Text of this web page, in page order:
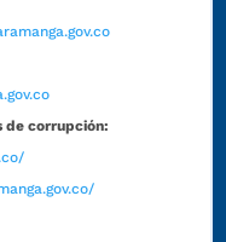
de corrupción: